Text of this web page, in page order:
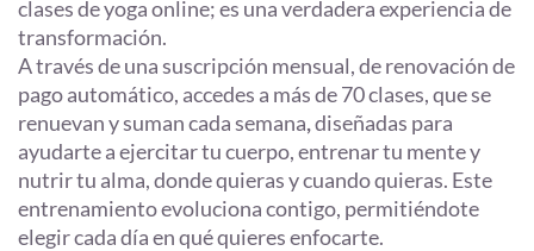
clases de yoga online; es una verdadera experiencia de
transformación.
A través de una suscripción mensual, de renovación de
pago automático, accedes a más de 70 clases, que se
renuevan y suman cada semana,diseñadas para
ayudarte a ejercitar tu cuerpo, entrenar tu mente y
nutrir tu alma, donde quieras y cuando quieras. Este
entrenamiento evoluciona contigo, permitiéndote
elegir cada día en qué quieres enfocarte.